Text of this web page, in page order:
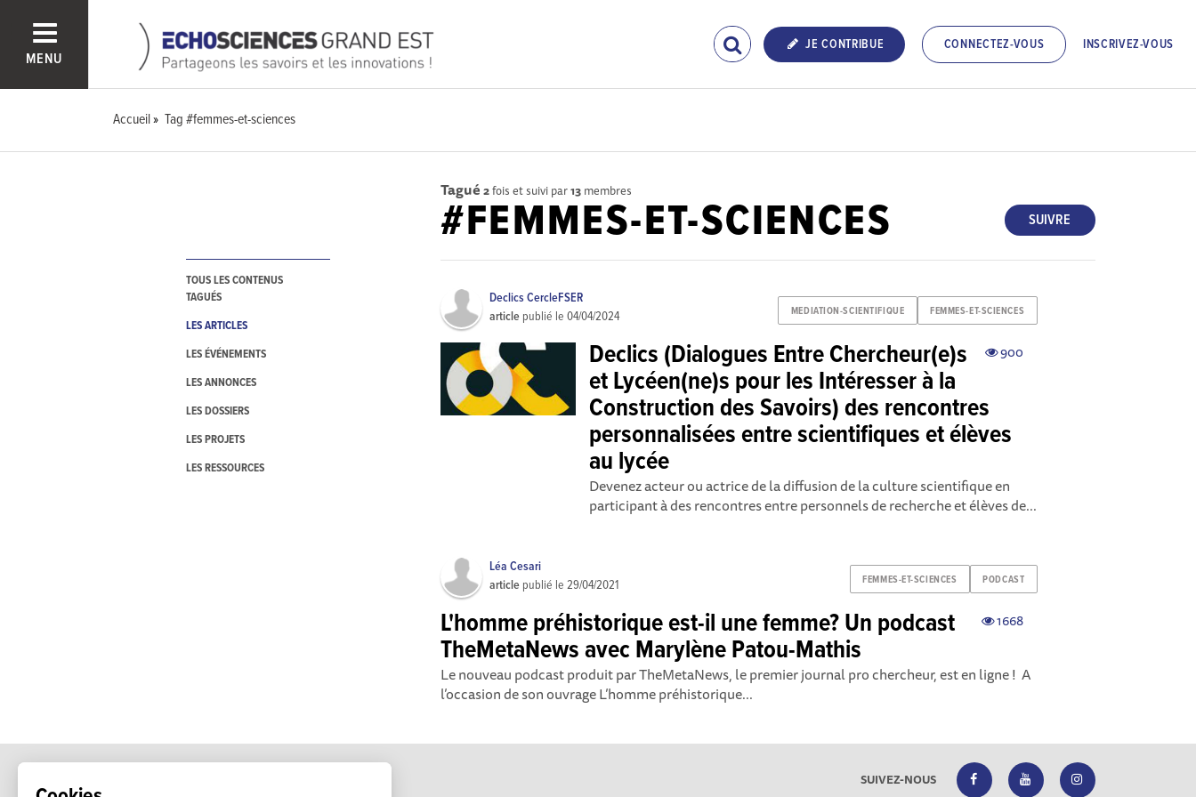
MENU
JE CONTRIBUE CONNECTEZ-VOUS INSCRIVEZ-VOUS
Accueil Tag #femmes-et-sciences
TOUS LES CONTENUS
TAGUÉS
LES ARTICLES
LES ÉVÉNEMENTS
LES ANNONCES
LES DOSSIERS
LES PROJETS
LES RESSOURCES
Tagué 2fois et suivi par13 membres
SUIVRE
#FEMMES-ET-SCIENCES
MEDIATION-SCIENTIFIQUE FEMMES-ET-SCIENCES
Declics CercleFSER
article publié le04/04/2024
900
Declics (Dialogues Entre Chercheur(e)s
et Lycéen(ne)s pour les Intéresser à la
Construction des Savoirs) des rencontres
personnalisées entre scientifiques et élèves
au lycée
Devenez acteur ou actrice de la diffusion de la culture scientifique en
participant à des rencontres entre personnels de recherche et élèves de...
FEMMES-ET-SCIENCES PODCAST
Léa Cesari
article publié le29/04/2021
1668
L'homme préhistorique est-il une femme? Un podcast
TheMetaNews avec Marylène Patou-Mathis
Le nouveau podcast produit par TheMetaNews, le premier journal pro chercheur, est en ligne ! A
l’occasion de son ouvrage L’homme préhistorique...
SUIVEZ-NOUS